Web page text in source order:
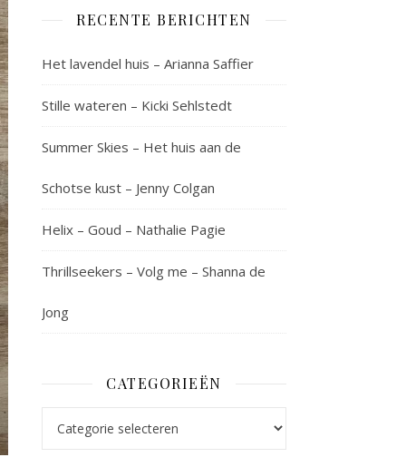
RECENTE BERICHTEN
Het lavendel huis – Arianna Saffier
Stille wateren – Kicki Sehlstedt
Summer Skies – Het huis aan de
Schotse kust – Jenny Colgan
Helix – Goud – Nathalie Pagie
Thrillseekers – Volg me – Shanna de
Jong
CATEGORIEËN